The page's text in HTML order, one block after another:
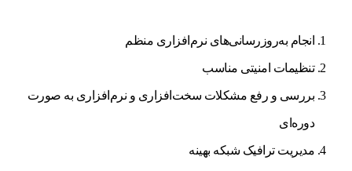
انجام به‌روزرسانی‌های نرم‌افزاری منظم
تنظیمات امنیتی مناسب
بررسی و رفع مشکلات سخت‌افزاری و نرم‌افزاری به صورت
دوره‌ای
مدیریت ترافیک شبکه بهینه